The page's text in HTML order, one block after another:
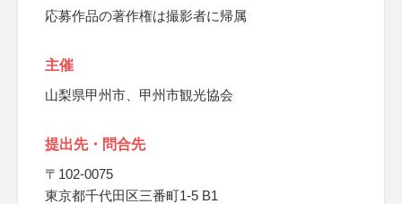
応募作品の著作権は撮影者に帰属
主催
山梨県甲州市、甲州市観光協会
提出先・問合先
〒102-0075
東京都千代田区三番町1-5 B1